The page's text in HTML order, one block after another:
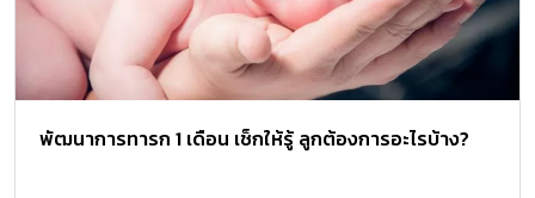
พัฒนาการทารก 1 เดือน เช็กให้รู้ ลูกต้องการอะไรบ้าง?